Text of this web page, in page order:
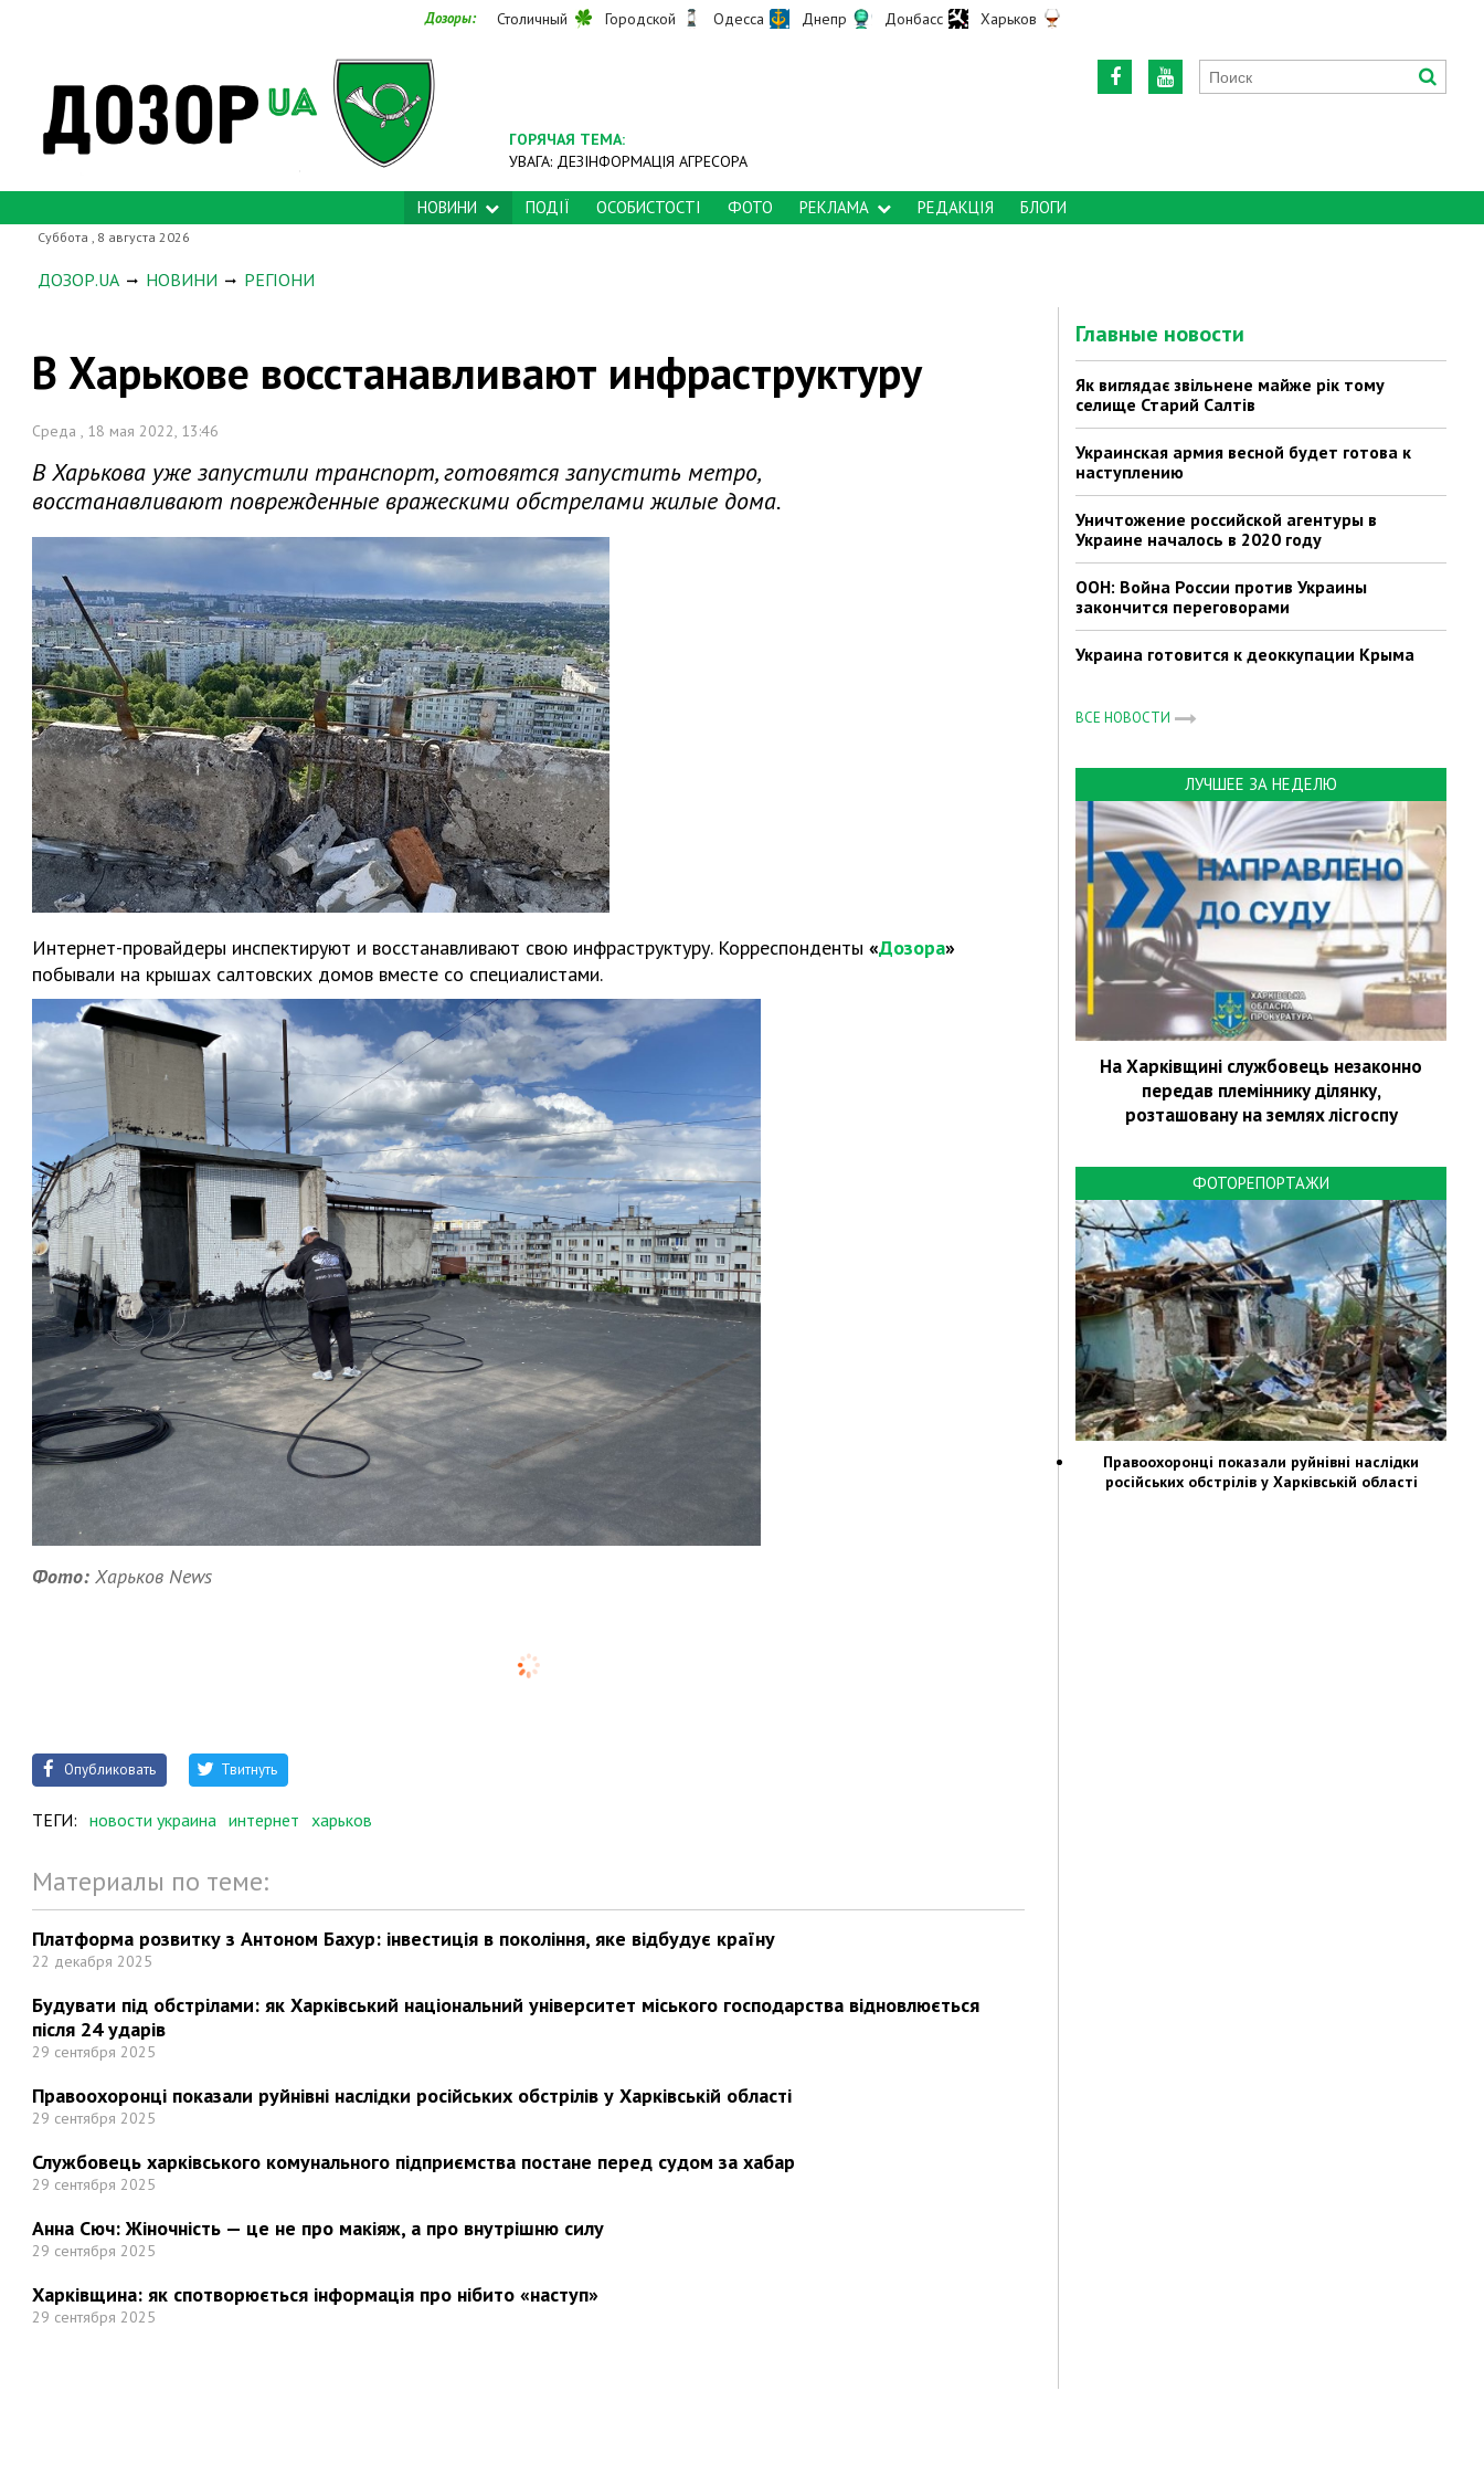
Дозоры: Столичный Городской Одесса Днепр Донбасс Харьков
ГОРЯЧАЯ ТЕМА:
УВАГА: ДЕЗІНФОРМАЦІЯ АГРЕСОРА
НОВИНИ ПОДІЇ ОСОБИСТОСТІ ФОТО РЕКЛАМА РЕДАКЦІЯ БЛОГИ
Суббота , 8 августа 2026
ДОЗОР.UA НОВИНИ РЕГІОНИ
В Харькове восстанавливают инфраструктуру
Среда , 18 мая 2022, 13:46
В Харькова уже запустили транспорт, готовятся запустить метро,
восстанавливают поврежденные вражескими обстрелами жилые дома.
Интернет-провайдеры инспектируют и восстанавливают свою инфраструктуру. Корреспонденты «Дозора»
побывали на крышах салтовских домов вместе со специалистами.
Фото: Харьков News
Опубликовать Твитнуть
ТЕГИ: новости украина интернет харьков
Материалы по теме:
Платформа розвитку з Антоном Бахур: інвестиція в покоління, яке відбудує країну
22 декабря 2025
Будувати під обстрілами: як Харківський національний університет міського господарства відновлюється
після 24 ударів
29 сентября 2025
Правоохоронці показали руйнівні наслідки російських обстрілів у Харківській області
29 сентября 2025
Службовець харківського комунального підприємства постане перед судом за хабар
29 сентября 2025
Анна Сюч: Жіночність — це не про макіяж, а про внутрішню силу
29 сентября 2025
Харківщина: як спотворюється інформація про нібито «наступ»
29 сентября 2025
Главные новости
Як виглядає звільнене майже рік тому
селище Старий Салтів
Украинская армия весной будет готова к
наступлению
Уничтожение российской агентуры в
Украине началось в 2020 году
ООН: Война России против Украины
закончится переговорами
Украина готовится к деоккупации Крыма
ВСЕ НОВОСТИ
ЛУЧШЕЕ ЗА НЕДЕЛЮ
На Харківщині службовець незаконно
передав племіннику ділянку,
розташовану на землях лісгоспу
ФОТОРЕПОРТАЖИ
Правоохоронці показали руйнівні наслідки
російських обстрілів у Харківській області